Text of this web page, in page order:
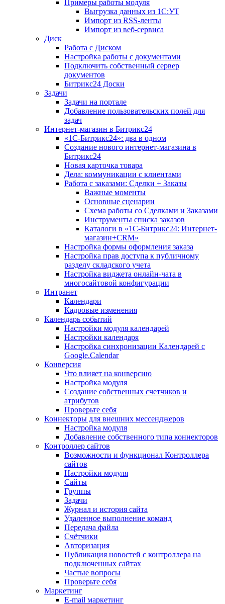
Примеры работы модуля
Выгрузка данных из 1С:УТ
Импорт из RSS-ленты
Импорт из веб-сервиса
Диск
Работа с Диском
Настройка работы с документами
Подключить собственный сервер
документов
Битрикс24 Доски
Задачи
Задачи на портале
Добавление пользовательских полей для
задач
Интернет-магазин в Битрикс24
«1С-Битрикс24»: два в одном
Создание нового интернет-магазина в
Битрикс24
Новая карточка товара
Дела: коммуникации с клиентами
Работа с заказами: Сделки + Заказы
Важные моменты
Основные сценарии
Схема работы со Сделками и Заказами
Инструменты списка заказов
Каталоги в «1С-Битрикс24: Интернет-
магазин+CRM»
Настройка формы оформления заказа
Настройка прав доступа к публичному
разделу складского учета
Настройка виджета онлайн-чата в
многосайтовой конфигурации
Интранет
Календари
Кадровые изменения
Календарь событий
Настройки модуля календарей
Настройки календаря
Настройка синхронизации Календарей с
Google.Calendar
Конверсия
Что влияет на конверсию
Настройка модуля
Создание собственных счетчиков и
атрибутов
Проверьте себя
Коннекторы для внешних мессенджеров
Настройка модуля
Добавление собственного типа коннекторов
Контроллер сайтов
Возможности и функционал Контроллера
сайтов
Настройки модуля
Сайты
Группы
Задачи
Журнал и история сайта
Удаленное выполнение команд
Передача файла
Счётчики
Авторизация
Публикация новостей с контроллера на
подключенных сайтах
Частые вопросы
Проверьте себя
Маркетинг
E-mail маркетинг